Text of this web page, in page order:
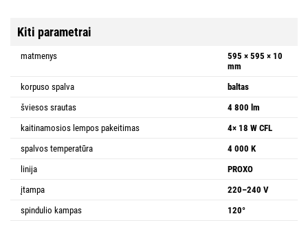
Kiti parametrai
matmenys
595 × 595 × 10
mm
korpuso spalva
baltas
šviesos srautas
4 800 lm
kaitinamosios lempos pakeitimas
4× 18 W CFL
spalvos temperatūra
4 000 K
linija
PROXO
įtampa
220–240 V
spindulio kampas
120°